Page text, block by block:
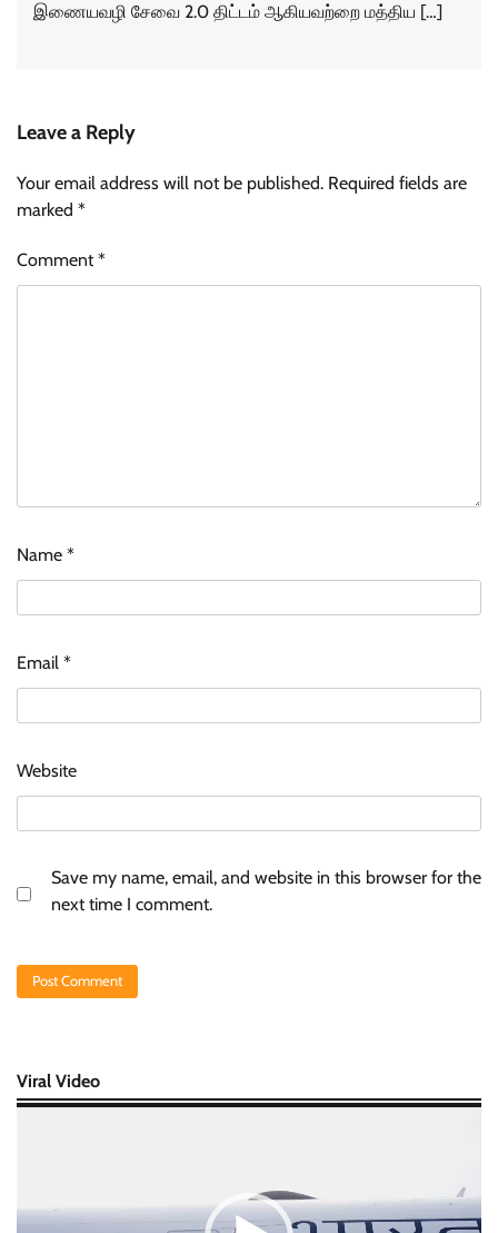
இணையவழி சேவை 2.0 திட்டம் ஆகிய​வற்றை மத்திய […]
Leave a Reply
Your email address will not be published. Required fields are
marked *
Comment*
Name *
Email *
Website
Save my name, email, and website in this browser for the
next time I comment.
Viral Video